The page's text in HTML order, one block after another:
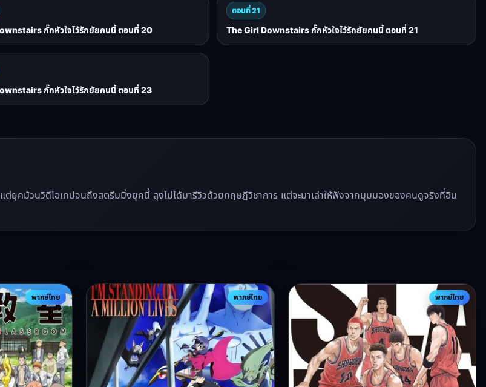
กั๊กหัวใจไว้รักยัยคนนี้ ตอนที่ 20
ตอนที่ 21
The Girl Downstairs กั๊กหัวใจไว้รักยัยคนนี้ ตอนที่ 21
กั๊กหัวใจไว้รักยัยคนนี้ ตอนที่ 23
คม้วนวิดีโอเทปจนถึงสตรีมมิ่งยุคนี้ ลุงไม่ได้มารีวิวด้วยทฤษฎีวิชาการ แต่จะมาเล่าให้ฟังจากมุมมองของคนดูจริงที่อิน
พากย์ไทย พากย์ไทย พากย์ไทย